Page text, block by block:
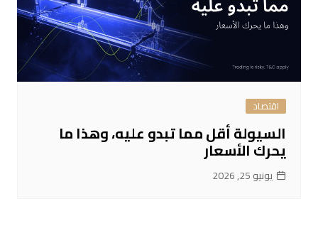
اقتصاد
السيولة أقل مما تبدو عليه، وهذا ما
يحرك الأسعار
يونيو 25, 2026